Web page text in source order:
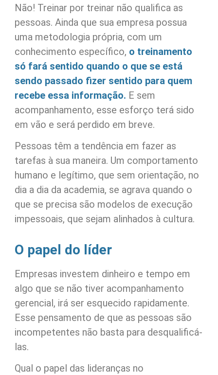
Não! Treinar por treinar não qualifica as
pessoas. Ainda que sua empresa possua
uma metodologia própria, com um
conhecimento específico, o treinamento
só fará sentido quando o que se está
sendo passado fizer sentido para quem
recebe essa informação. E sem
acompanhamento, esse esforço terá sido
em vão e será perdido em breve.
Pessoas têm a tendência em fazer as
tarefas à sua maneira. Um comportamento
humano e legítimo, que sem orientação, no
dia a dia da academia, se agrava quando o
que se precisa são modelos de execução
impessoais, que sejam alinhados à cultura.
O papel do líder
Empresas investem dinheiro e tempo em
algo que se não tiver acompanhamento
gerencial, irá ser esquecido rapidamente.
Esse pensamento de que as pessoas são
incompetentes não basta para desqualificá-
las.
Qual o papel das lideranças no